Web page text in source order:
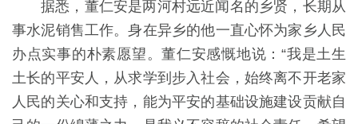
据悉，董仁安是两河村远近闻名的乡贤，长期从
事水泥销售工作。身在异乡的他一直心怀为家乡人民
办点实事的朴素愿望。董仁安感慨地说：“我是土生
土长的平安人，从求学到步入社会，始终离不开老家
人民的关心和支持，能为平安的基础设施建设贡献自